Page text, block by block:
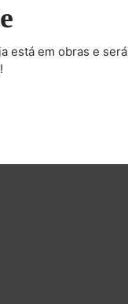
está em obras e será